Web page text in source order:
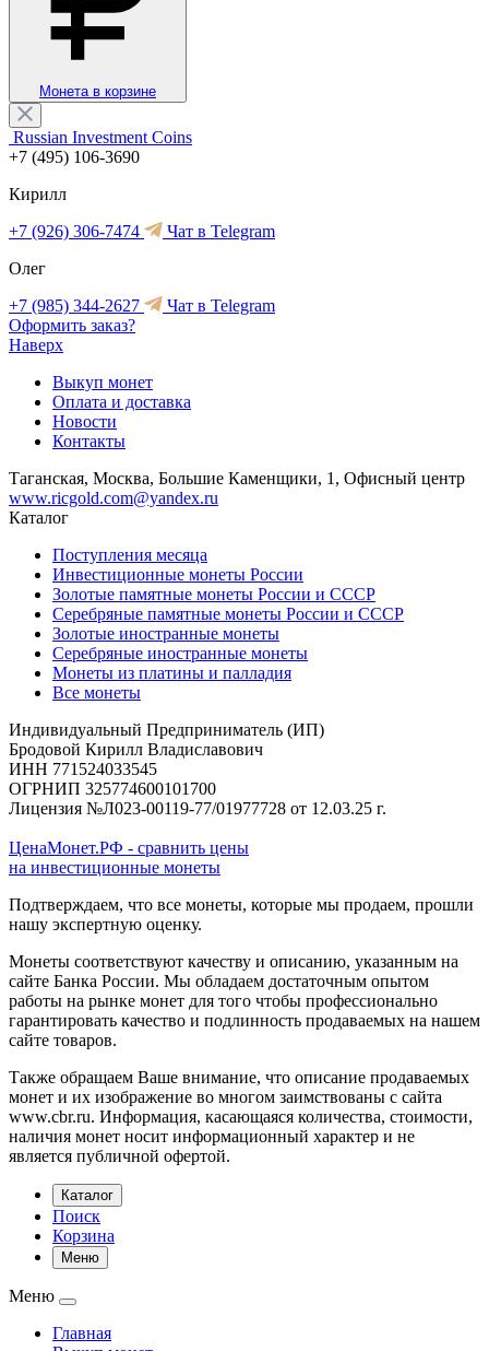
Монета в корзине
Russian Investment Coins
+7 (495) 106-3690
Кирилл
+7 (926) 306-7474
Чат в Telegram
Олег
+7 (985) 344-2627
Чат в Telegram
Оформить заказ?
Наверх
Выкуп монет
Оплата и доставка
Новости
Контакты
Таганская, Москва, Большие Каменщики, 1, Офисный центр
www.ricgold.com@yandex.ru
Каталог
Поступления месяца
Инвестиционные монеты России
Золотые памятные монеты России и СССР
Серебряные памятные монеты России и СССР
Золотые иностранные монеты
Серебряные иностранные монеты
Монеты из платины и палладия
Все монеты
Индивидуальный Предприниматель (ИП)
Бродовой Кирилл Владиславович
ИНН 771524033545
ОГРНИП 325774600101700
Лицензия №Л023-00119-77/01977728 от 12.03.25 г.
ЦенаМонет.РФ - сравнить цены
на инвестиционные монеты
Подтверждаем, что все монеты, которые мы продаем, прошли
нашу экспертную оценку.
Монеты соответствуют качеству и описанию, указанным на
сайте Банка России. Мы обладаем достаточным опытом
работы на рынке монет для того чтобы профессионально
гарантировать качество и подлинность продаваемых на нашем
сайте товаров.
Также обращаем Ваше внимание, что описание продаваемых
монет и их изображение во многом заимствованы с сайта
www.cbr.ru. Информация, касающаяся количества, стоимости,
наличия монет носит информационный характер и не
является публичной офертой.
Каталог
Поиск
Корзина
Меню
Меню
Главная